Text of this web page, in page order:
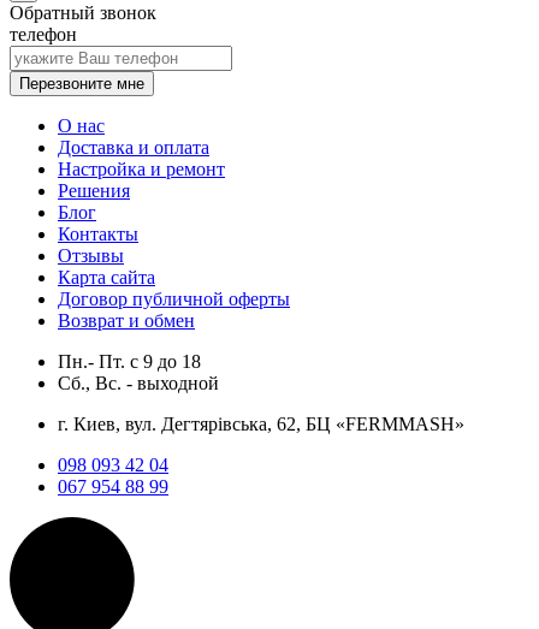
Обратный звонок
телефон
Перезвоните мне
О нас
Доставка и оплата
Настройка и ремонт
Решения
Блог
Контакты
Отзывы
Карта сайта
Договор публичной оферты
Возврат и обмен
Пн.- Пт. с 9 до 18
Сб., Вс. - выходной
г. Киев, вул. Дегтярівська, 62, БЦ «FERMMASH»
098 093 42 04
067 954 88 99